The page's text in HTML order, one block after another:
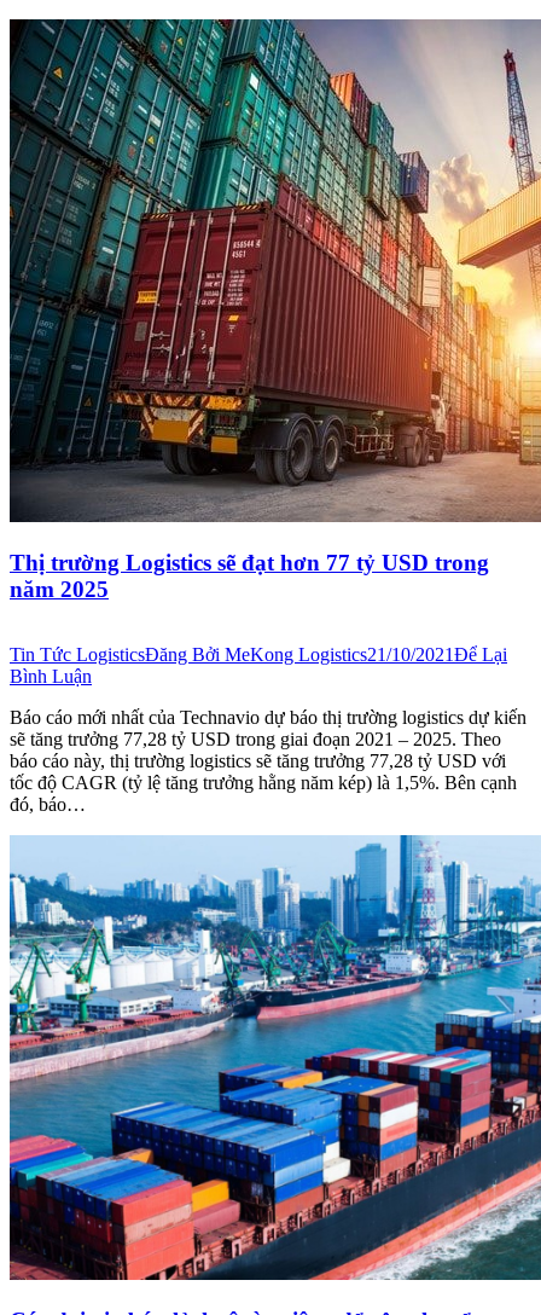
Thị trường Logistics sẽ đạt hơn 77 tỷ USD trong
năm 2025
Tin Tức LogisticsĐăng Bởi MeKong Logistics21/10/2021Để Lại
Bình Luận
Báo cáo mới nhất của Technavio dự báo thị trường logistics dự kiến ​​
sẽ tăng trưởng 77,28 tỷ USD trong giai đoạn 2021 – 2025. Theo
báo cáo này, thị trường logistics sẽ tăng trưởng 77,28 tỷ USD với
tốc độ CAGR (tỷ lệ tăng trưởng hằng năm kép) là 1,5%. Bên cạnh
đó, báo…